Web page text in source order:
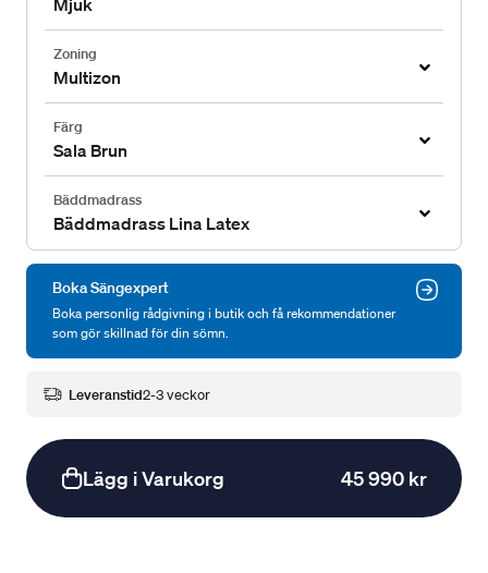
Mjuk
Zoning
Multizon
Färg
Sala Brun
Bäddmadrass
Bäddmadrass Lina Latex
Boka Sängexpert
Boka personlig rådgivning i butik och få rekommendationer
som gör skillnad för din sömn.
Leveranstid2-3 veckor
Lägg i Varukorg 45 990 kr